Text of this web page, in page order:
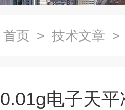
首页 > 技术文章 >
0.01g电子天